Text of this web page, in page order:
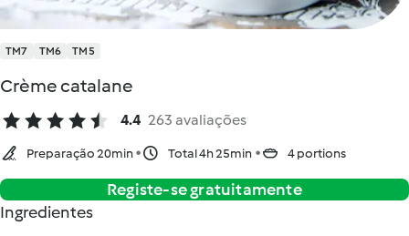
TM7 TM6 TM5
Crème catalane
4.4 263 avaliações
Preparação 20min Total 4h 25min 4 portions
Registe-se gratuitamente
Ingredientes